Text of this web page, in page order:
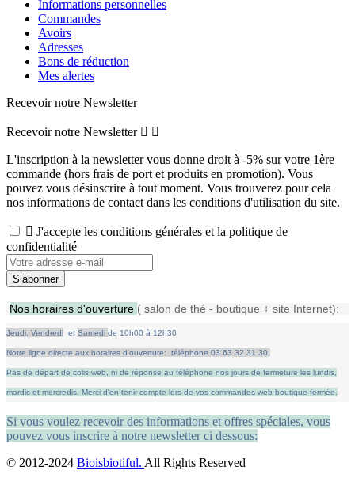
Informations personnelles
Commandes
Avoirs
Adresses
Bons de réduction
Mes alertes
Recevoir notre Newsletter
Recevoir notre Newsletter  
L'inscription à la newsletter vous donne droit à -5% sur votre 1ère
commande (hors frais de port et produits en promotion). Vous
pouvez vous désinscrire à tout moment. Vous trouverez pour cela
nos informations de contact dans les conditions d'utilisation du site.
 J'accepte les conditions générales et la politique de
confidentialité
Nos horaires d'ouverture ( salon de thé - boutique + site Internet):
Jeudi, Vendredi et Samedi de 10h00 à 12h30
Notre ligne directe aux horaires d'ouverture: téléphone 03 63 32 31 30.
Pas de départ de colis web, ni de réponse au téléphone nos jours de fermeture les lundis,
mardis et mercredis. Merci d'en tenir compte lors de vos commandes web boutique fermée.
Si vous voulez recevoir des informations et offres spéciales, vous
pouvez vous inscrire à notre newsletter ci dessous:
© 2012-2024 Bioisbiotiful. All Rights Reserved